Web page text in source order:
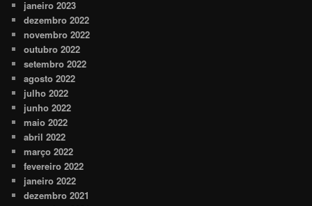
janeiro 2023
dezembro 2022
novembro 2022
outubro 2022
setembro 2022
agosto 2022
julho 2022
junho 2022
maio 2022
abril 2022
março 2022
fevereiro 2022
janeiro 2022
dezembro 2021